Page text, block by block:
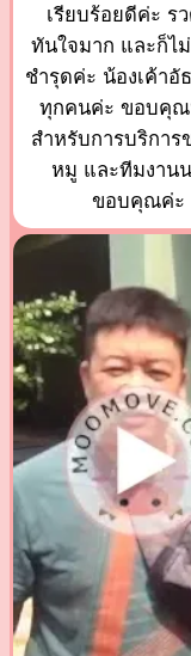
เรียบร้อยดีค่ะ รว
ทันใจมาก และก็ไ
ชำรุดค่ะ น้องเค้าอั
ทุกคนค่ะ ขอบคุณ
สำหรับการบริกา
หมู และทีมงาน
ขอบคุณค่ะ